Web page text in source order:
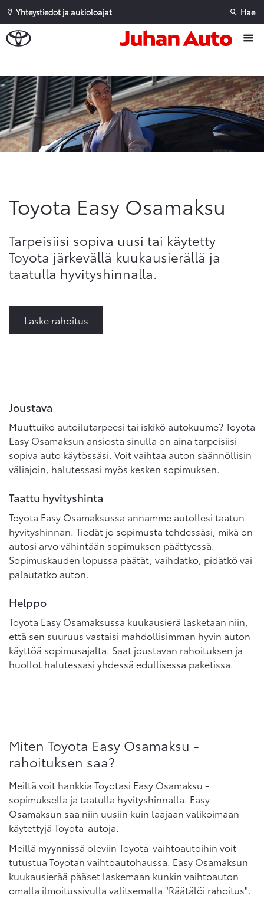
Yhteystiedot ja aukioloajat Hae
Toyota Easy Osamaksu
Tarpeisiisi sopiva uusi tai käytetty
Toyota järkevällä kuukausierällä ja
taatulla hyvityshinnalla.
Laske rahoitus
Joustava
Muuttuiko autoilutarpeesi tai iskikö autokuume? Toyota
Easy Osamaksun ansiosta sinulla on aina tarpeisiisi
sopiva auto käytössäsi. Voit vaihtaa auton säännöllisin
väliajoin, halutessasi myös kesken sopimuksen.
Taattu hyvityshinta
Toyota Easy Osamaksussa annamme autollesi taatun
hyvityshinnan. Tiedät jo sopimusta tehdessäsi, mikä on
autosi arvo vähintään sopimuksen päättyessä.
Sopimuskauden lopussa päätät, vaihdatko, pidätkö vai
palautatko auton.
Helppo
Toyota Easy Osamaksussa kuukausierä lasketaan niin,
että sen suuruus vastaisi mahdollisimman hyvin auton
käyttöä sopimusajalta. Saat joustavan rahoituksen ja
huollot halutessasi yhdessä edullisessa paketissa.
Miten Toyota Easy Osamaksu -
rahoituksen saa?
Meiltä voit hankkia Toyotasi Easy Osamaksu -
sopimuksella ja taatulla hyvityshinnalla. Easy
Osamaksun saa niin uusiin kuin laajaan valikoimaan
käytettyjä Toyota-autoja.
Meillä myynnissä oleviin Toyota-vaihtoautoihin voit
tutustua Toyotan vaihtoautohaussa. Easy Osamaksun
kuukausierää pääset laskemaan kunkin vaihtoauton
omalla ilmoitussivulla valitsemalla "Räätälöi rahoitus".